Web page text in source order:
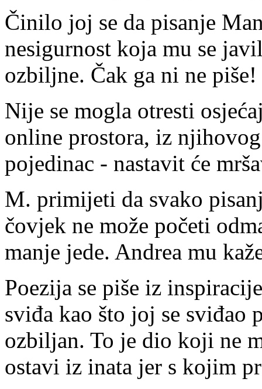
Činilo joj se da pisanje
nesigurnost koja mu se
ozbiljne. Čak ga ni ne
Nije se mogla otresti
online prostora, iz
pojedinac - nastavit će
M. primijeti da svako
čovjek ne može početi
manje jede. Andrea mu
Poezija se piše iz
sviđa kao što joj se sviđao
ozbiljan. To je dio koji ne
ostavi iz inata jer s kojim